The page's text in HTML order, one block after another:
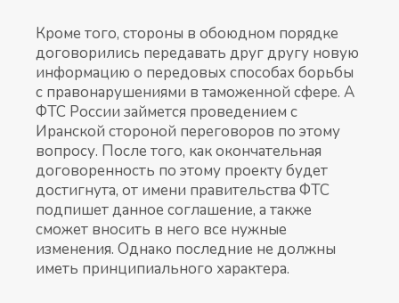
Кроме того, стороны в обоюдном порядке
договорились передавать друг другу новую
информацию о передовых способах борьбы
с правонарушениями в таможенной сфере. А
ФТС России займется проведением с
Иранской стороной переговоров по этому
вопросу. После того, как окончательная
договоренность по этому проекту будет
достигнута, от имени правительства ФТС
подпишет данное соглашение, а также
сможет вносить в него все нужные
изменения. Однако последние не должны
иметь принципиального характера.